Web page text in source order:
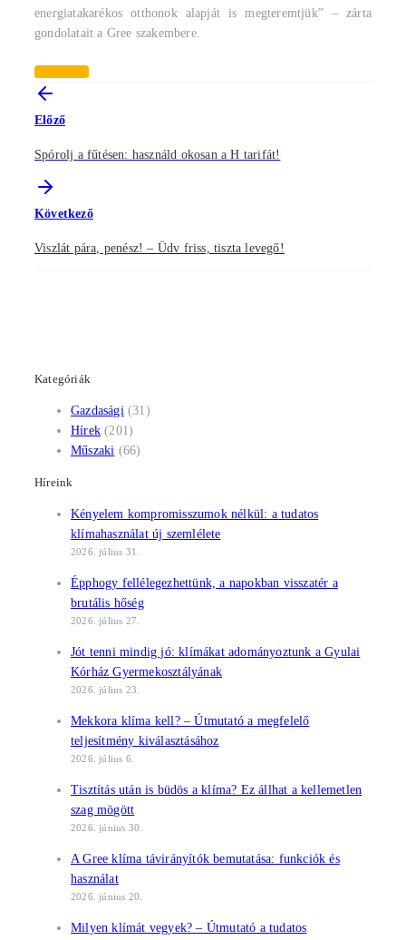
energiatakarékos otthonok alapját is megteremtjük” – zárta
gondolatait a Gree szakembere.
Termékoldal
Előző
Spórolj a fűtésen: használd okosan a H tarifát!
Következő
Viszlát pára, penész! – Üdv friss, tiszta levegő!
Kategóriák
Gazdasági(31)
Hírek (201)
Műszaki (66)
Híreink
Kényelem kompromisszumok nélkül: a tudatos
klímahasználat új szemlélete
2026. július 31.
Épphogy fellélegezhettünk, a napokban visszatér a
brutális hőség
2026. július 27.
Jót tenni mindig jó: klímákat adományoztunk a Gyulai
Kórház Gyermekosztályának
2026. július 23.
Mekkora klíma kell? – Útmutató a megfelelő
teljesítmény kiválasztásához
2026. július 6.
Tisztítás után is büdös a klíma? Ez állhat a kellemetlen
szag mögött
2026. június 30.
A Gree klíma távirányítók bemutatása: funkciók és
használat
2026. június 20.
Milyen klímát vegyek? – Útmutató a tudatos